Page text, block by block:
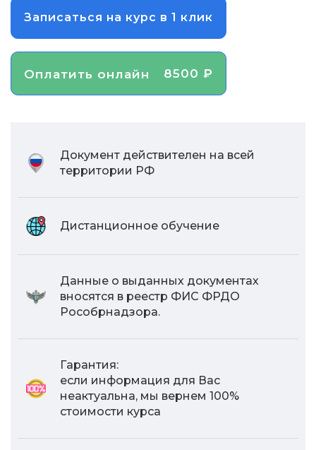
Записаться на курс в 1 клик
Оплатить онлайн 8500 ₽
Документ действителен на всей
территории РФ
Дистанционное обучение
Данные о выданных документах
вносятся в реестр ФИС ФРДО
Рособрнадзора.
Гарантия:
если информация для Вас
неактуальна, мы вернем 100%
стоимости курса